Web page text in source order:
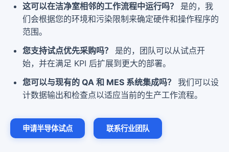
这可以在洁净室相邻的工作流程中运行吗？
是的，我
们会根据您的环境和污染限制来确定硬件和操作程序的
范围。
您支持试点优先采购吗？
是的，团队可以从试点开
始，并在满足 KPI 后扩展到更大的部署。
您可以与现有的 QA 和 MES 系统集成吗？
我们可以设
计数据输出和检查点以适应当前的生产工作流程。
申请半导体试点 联系行业团队